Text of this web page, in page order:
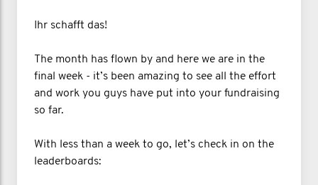
Ihr schafft das!
The month has flown by and here we are in the
final week - it’s been amazing to see all the effort
and work you guys have put into your fundraising
so far.
With less than a week to go, let’s check in on the
leaderboards: